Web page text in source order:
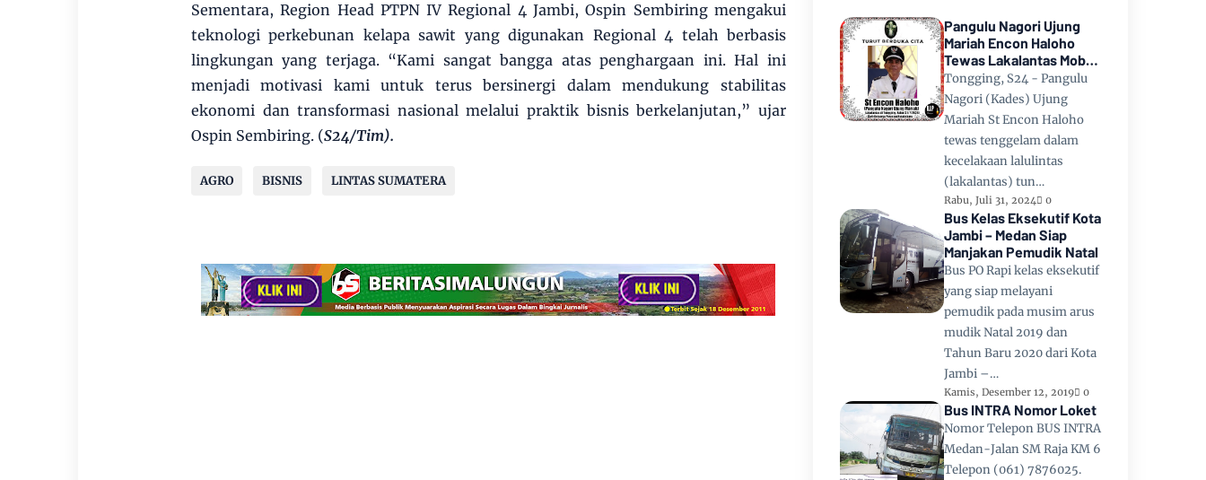
Sementara, Region Head PTPN IV Regional 4 Jambi, Ospin Sembiring mengakui
teknologi perkebunan kelapa sawit yang digunakan Regional 4 telah berbasis
lingkungan yang terjaga. “Kami sangat bangga atas penghargaan ini. Hal ini
menjadi motivasi kami untuk terus bersinergi dalam mendukung stabilitas
ekonomi dan transformasi nasional melalui praktik bisnis berkelanjutan,” ujar
Ospin Sembiring. (S24/Tim).
AGRO BISNIS LINTAS SUMATERA
Pangulu Nagori Ujung
Mariah Encon Haloho
Tewas Lakalantas Mobil
Terjun ke Danau Toba di
Tongging
Tongging, S24 - Pangulu
Nagori (Kades) Ujung
Mariah St Encon Haloho
tewas tenggelam dalam
kecelakaan lalulintas
(lakalantas) tun…
Rabu, Juli 31, 2024 0
Bus Kelas Eksekutif Kota
Jambi – Medan Siap
Manjakan Pemudik Natal
Bus PO Rapi kelas eksekutif
yang siap melayani
pemudik pada musim arus
mudik Natal 2019 dan
Tahun Baru 2020 dari Kota
Jambi –…
Kamis, Desember 12, 2019 0
Bus INTRA Nomor Loket
Nomor Telepon BUS INTRA
Medan-Jalan SM Raja KM 6
Telepon (061) 7876025.